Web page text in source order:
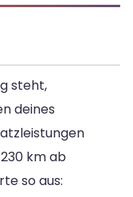
steht,
deines
km ab
so aus: